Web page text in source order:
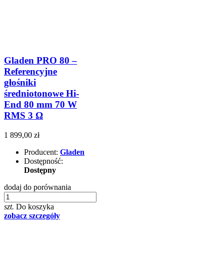
Gladen PRO 80 –
Referencyjne
głośniki
średniotonowe Hi-
End 80 mm 70 W
RMS 3 Ω
1 899,00 zł
Producent: Gladen
Dostępność:
Dostępny
dodaj do porównania
szt. Do koszyka
zobacz szczegóły